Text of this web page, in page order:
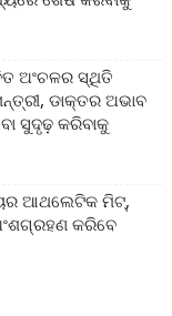
ଅଂଚଳର ସ୍ଥିତି
ଡାକ୍ତର ଅଭାବ
ସୁଦୃଢ଼ କରିବାକୁ
ଆଥଲେଟିକ ମିଟ୍‌,
କରିବେ